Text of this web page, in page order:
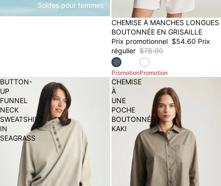
30% OFF
CHEMISE À MANCHES LONGUES
BOUTONNÉE EN GRISAILLE
Prix promotionnel $54.60 Prix
régulier $78.00
PromotionPromotion
BUTTON-
UP
FUNNEL
NECK
SWEATSHIRT
IN
SEAGRASS
CHEMISE
À
UNE
POCHE
BOUTONNÉE
KAKI
Soldes pour femmes